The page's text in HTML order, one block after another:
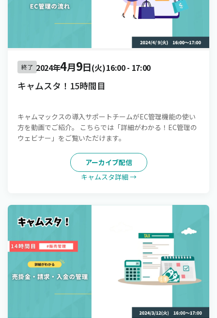
終了 2024年4月9日(火)16:00- 17:00
キャムスタ！15時間目
キャムマックスの導入サポートチームがEC管理機能の使い
方を動画でご紹介。 こちらでは「詳細がわかる！EC管理の
ウェビナー」をご覧いただけます。
アーカイブ配信
キャムスタ詳細 →